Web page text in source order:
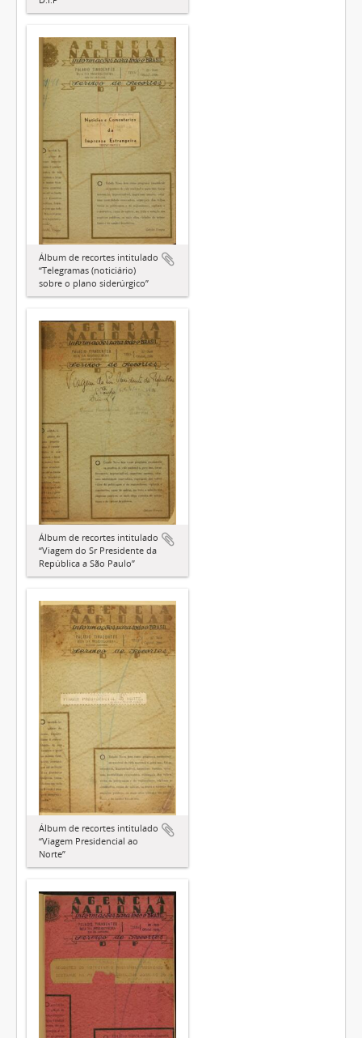
Álbum de recortes intitulado
“Telegramas (noticiário)
sobre o plano siderúrgico”
Álbum de recortes intitulado
“Viagem do Sr Presidente da
República a São Paulo”
Álbum de recortes intitulado
“Viagem Presidencial ao
Norte”